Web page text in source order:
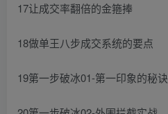
17让成交率翻倍的金箍捧
18做单王八步成交系统的要点
19第一步破冰01-第一印象的秘诀